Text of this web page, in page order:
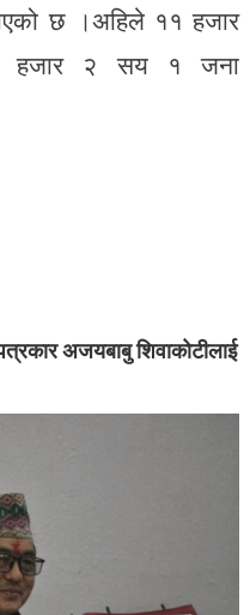
छ ।अहिले ११ हजार
हजार २ सय १ जना
अजयबाबु शिवाकोटीलाई